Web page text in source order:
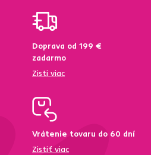
Doprava od 199 €
zadarmo
Zisti viac
Vrátenie tovaru do 60 dní
Zistiť viac